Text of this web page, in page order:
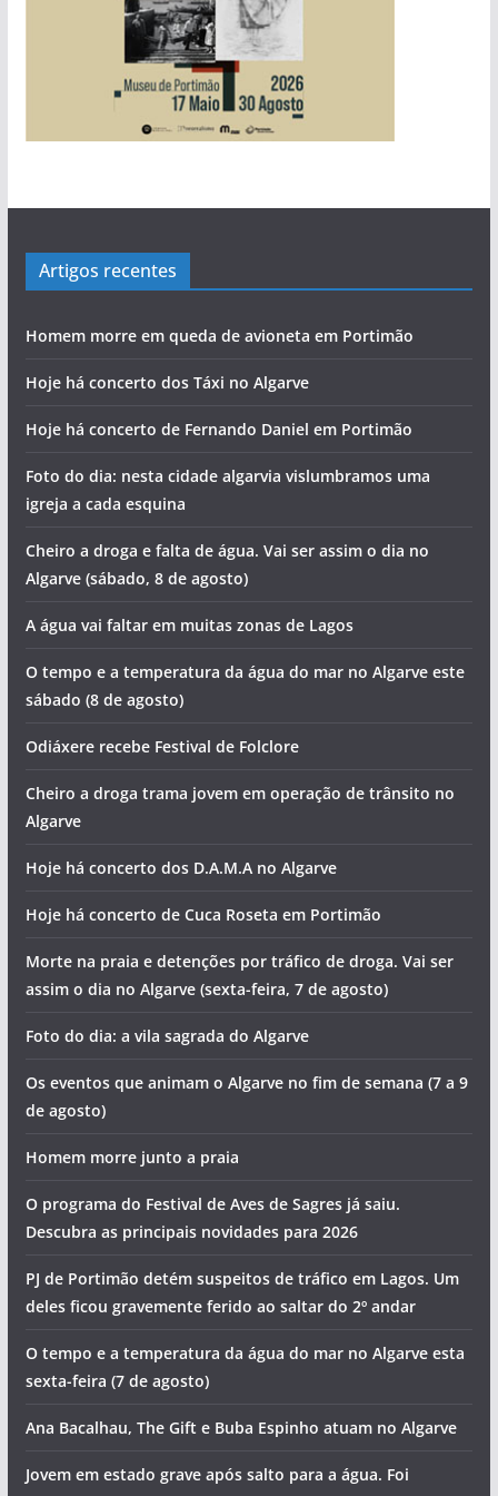
Artigos recentes
Homem morre em queda de avioneta em Portimão
Hoje há concerto dos Táxi no Algarve
Hoje há concerto de Fernando Daniel em Portimão
Foto do dia: nesta cidade algarvia vislumbramos uma
igreja a cada esquina
Cheiro a droga e falta de água. Vai ser assim o dia no
Algarve (sábado, 8 de agosto)
A água vai faltar em muitas zonas de Lagos
O tempo e a temperatura da água do mar no Algarve este
sábado (8 de agosto)
Odiáxere recebe Festival de Folclore
Cheiro a droga trama jovem em operação de trânsito no
Algarve
Hoje há concerto dos D.A.M.A no Algarve
Hoje há concerto de Cuca Roseta em Portimão
Morte na praia e detenções por tráfico de droga. Vai ser
assim o dia no Algarve (sexta-feira, 7 de agosto)
Foto do dia: a vila sagrada do Algarve
Os eventos que animam o Algarve no fim de semana (7 a 9
de agosto)
Homem morre junto a praia
O programa do Festival de Aves de Sagres já saiu.
Descubra as principais novidades para 2026
PJ de Portimão detém suspeitos de tráfico em Lagos. Um
deles ficou gravemente ferido ao saltar do 2º andar
O tempo e a temperatura da água do mar no Algarve esta
sexta-feira (7 de agosto)
Ana Bacalhau, The Gift e Buba Espinho atuam no Algarve
Jovem em estado grave após salto para a água. Foi